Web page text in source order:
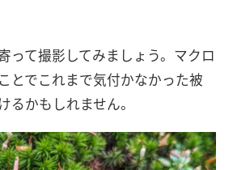
って撮影してみましょう。マクロ
とでこれまで気付かなかった被
るかもしれません。